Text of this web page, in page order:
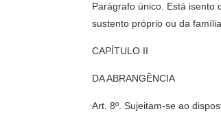
Parágrafo único. Está isento
sustento próprio ou da
CAPÍTULO II
DA ABRANGÊNCIA
Art. 8º. Sujeitam-se ao